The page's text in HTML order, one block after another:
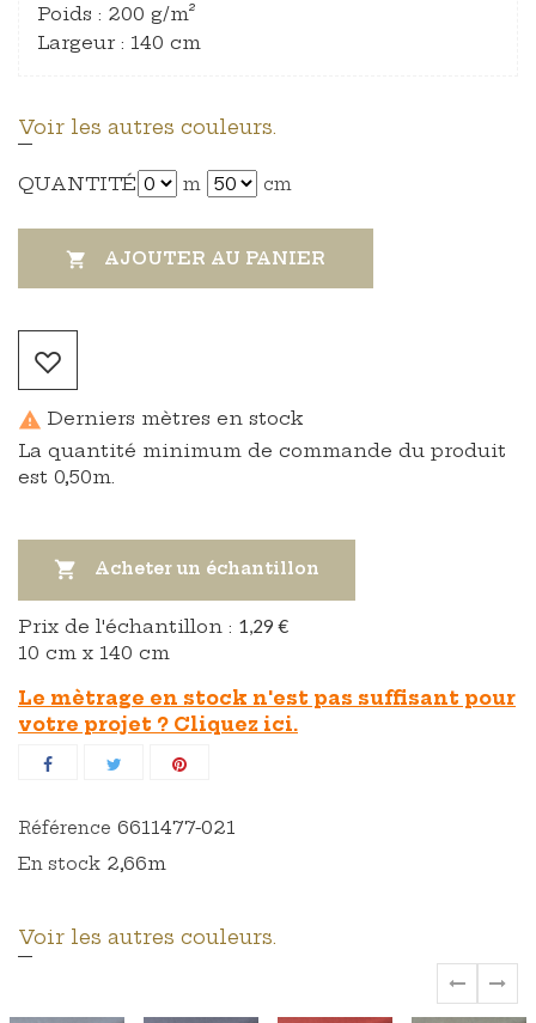
Poids : 200 g/m²
Largeur : 140 cm
Voir les autres couleurs.
QUANTITÉ m cm
 AJOUTER AU PANIER
 Derniers mètres en stock
La quantité minimum de commande du produit
est 0,50m.
 Acheter un échantillon
Prix ​​de l'échantillon : 1,29 €
10 cm x 140 cm
Le mètrage en stock n'est pas suffisant pour
votre projet ? Cliquez ici.
Référence 6611477-021
En stock 2,66m
Voir les autres couleurs.